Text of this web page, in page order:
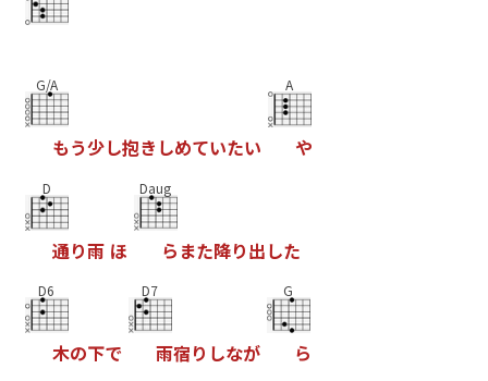
G/A
もう少し抱き しめていたい
A
や
D
通り雨 ほ
Daug
ら また降り出した
D6
木の下で
D7
雨宿り しなが
G
ら